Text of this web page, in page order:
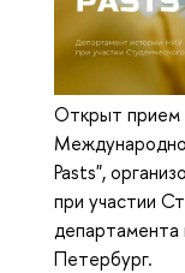
Открыт прием
Pasts",
при участии
Петербург.